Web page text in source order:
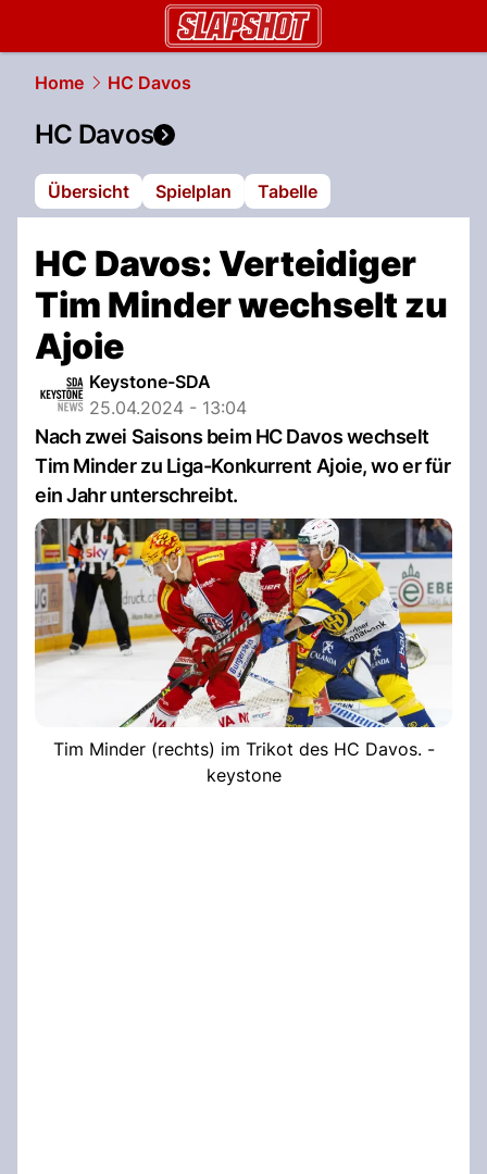
Home HC Davos
HC Davos
Übersicht Spielplan Tabelle
HC Davos: Verteidiger
Tim Minder wechselt zu
Ajoie
Keystone-SDA
25.04.2024 - 13:04
Nach zwei Saisons beim HC Davos wechselt
Tim Minder zu Liga-Konkurrent Ajoie, wo er für
ein Jahr unterschreibt.
Tim Minder (rechts) im Trikot des HC Davos. -
keystone